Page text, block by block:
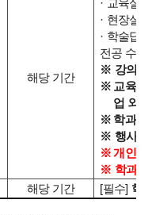
해당 기간
· 교육실습
· 현장실습
· 학술답
전공 수업
※ 강의계
※ 교육
업 외
※ 학과
※ 행사
※개인적
※ 학과
해당 기간 [필수] 학